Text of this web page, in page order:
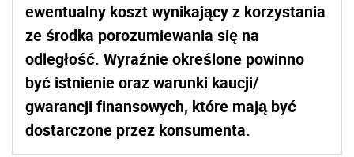
ewentualny koszt wynikający z korzystania
ze środka porozumiewania się na
odległość. Wyraźnie określone powinno
być istnienie oraz warunki kaucji/
gwarancji finansowych, które mają być
dostarczone przez konsumenta.